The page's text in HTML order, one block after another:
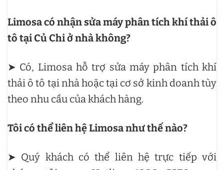
Limosa có nhận sửa máy phân tích khí thải ô
tô tại Củ Chi ở nhà không?
➤ Có, Limosa hỗ trợ sửa máy phân tích khí
thải ô tô tại nhà hoặc tại cơ sở kinh doanh tùy
theo nhu cầu của khách hàng.
Tôi có thể liên hệ Limosa như thế nào?
➤ Quý khách có thể liên hệ trực tiếp với